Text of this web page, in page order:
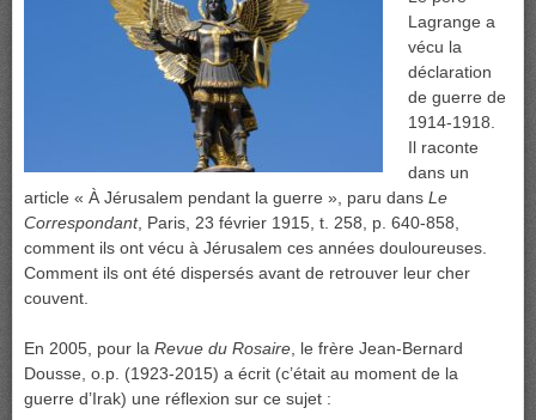
Lagrange a
vécu la
déclaration
de guerre de
1914-1918.
Il raconte
dans un
article « À Jérusalem pendant la guerre », paru dans Le
Correspondant, Paris, 23 février 1915, t. 258, p. 640-858,
comment ils ont vécu à Jérusalem ces années douloureuses.
Comment ils ont été dispersés avant de retrouver leur cher
couvent.
En 2005, pour la Revue du Rosaire , le frère Jean-Bernard
Dousse, o.p. (1923-2015) a écrit (c’était au moment de la
guerre d’Irak) une réflexion sur ce sujet :